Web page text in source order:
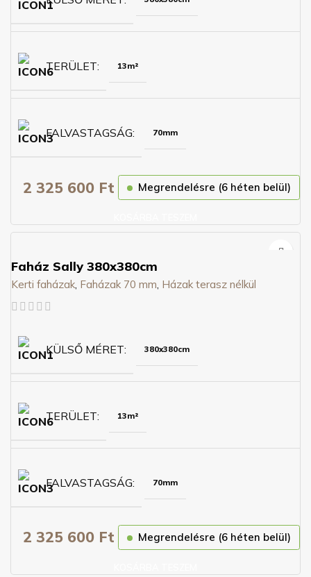
TERÜLET 13m²
FALVASTAGSÁG 70mm
2 325 600 Ft Megrendelésre (6 héten belül)
Faház Sally 380x380cm
Kerti faházak, Faházak 70 mm, Házak terasz nélkül
KÜLSŐ MÉRET 380x380cm
TERÜLET 13m²
FALVASTAGSÁG 70mm
2 325 600 Ft Megrendelésre (6 héten belül)